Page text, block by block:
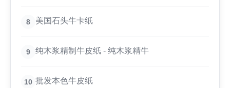
8 美国石头牛卡纸
9 纯木浆精制牛皮纸 - 纯木浆精牛
10 批发本色牛皮纸